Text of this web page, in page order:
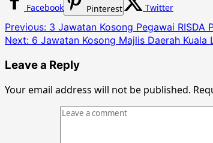
Facebook Pinterest Twitter
Post
navigation
Previous: 3 Jawatan Kosong Pegawai RISDA
Next: 6 Jawatan Kosong Majlis Daerah Kuala
Leave a Reply
Your email address will not be published.